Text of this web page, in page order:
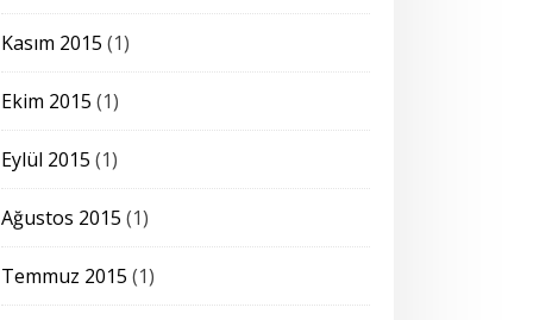
Kasım 2015 (1)
Ekim 2015 (1)
Eylül 2015 (1)
Ağustos 2015 (1)
Temmuz 2015 (1)